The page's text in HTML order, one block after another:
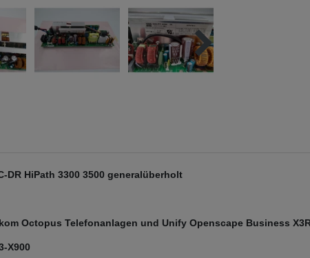
DR HiPath 3300 3500 generalüberholt
Octopus Telefonanlagen und Unify Openscape Business
X900